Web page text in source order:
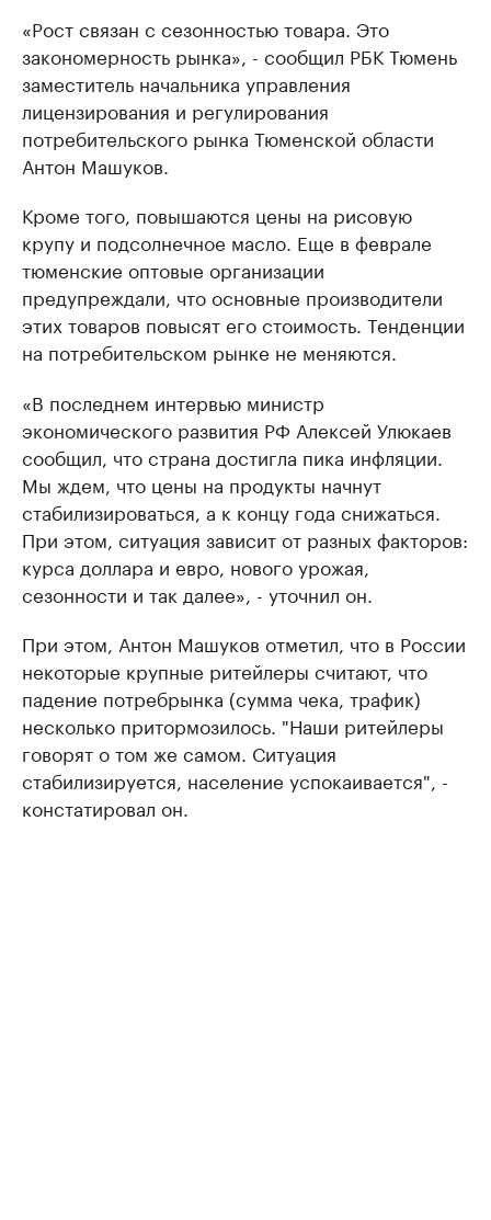
«Рост связан с сезонностью товара. Это
закономерность рынка», - сообщил РБК Тюмень
заместитель начальника управления
лицензирования и регулирования
потребительского рынка Тюменской области
Антон Машуков.
Кроме того, повышаются цены на рисовую
крупу и подсолнечное масло. Еще в феврале
тюменские оптовые организации
предупреждали, что основные производители
этих товаров повысят его стоимость. Тенденции
на потребительском рынке не меняются.
«В последнем интервью министр
экономического развития РФ Алексей Улюкаев
сообщил, что страна достигла пика инфляции.
Мы ждем, что цены на продукты начнут
стабилизироваться, а к концу года снижаться.
При этом, ситуация зависит от разных факторов:
курса доллара и евро, нового урожая,
сезонности и так далее», - уточнил он.
При этом, Антон Машуков отметил, что в России
некоторые крупные ритейлеры считают, что
падение потребрынка (сумма чека, трафик)
несколько притормозилось. "Наши ритейлеры
говорят о том же самом. Ситуация
стабилизируется, население успокаивается", -
констатировал он.